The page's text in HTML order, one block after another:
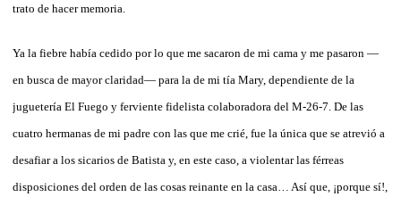
trato de hacer memoria.
Ya la fiebre había cedido por lo que me sacaron de mi cama y me pasaron —
en busca de mayor claridad— para la de mi tía Mary, dependiente de la
juguetería El Fuego y ferviente fidelista colaboradora del M-26-7. De las
cuatro hermanas de mi padre con las que me crié, fue la única que se atrevió a
desafiar a los sicarios de Batista y, en este caso, a violentar las férreas
disposiciones del orden de las cosas reinante en la casa… Así que, ¡porque sí!,